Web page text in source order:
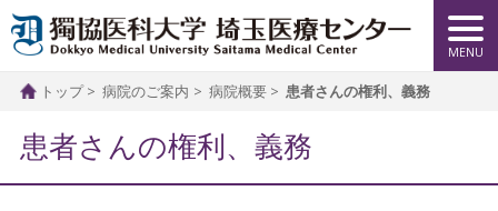
トップ 病院のご案内 病院概要 患者さんの権利、義務
患者さんの権利、義務